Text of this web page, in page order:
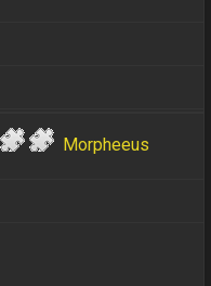
Morpheeus